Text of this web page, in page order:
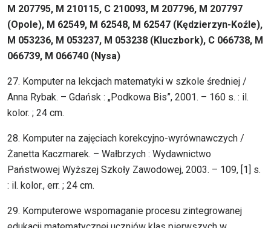
M 207795, M 210115, C 210093, M 207796, M 207797
(Opole), M 62549, M 62548, M 62547 (Kędzierzyn-Koźle),
M 053236, M 053237, M 053238 (Kluczbork), C 066738, M
066739, M 066740 (Nysa)
27. Komputer na lekcjach matematyki w szkole średniej /
Anna Rybak. – Gdańsk : „Podkowa Bis”, 2001. – 160 s. : il.
kolor. ; 24 cm.
28. Komputer na zajęciach korekcyjno-wyrównawczych /
Żanetta Kaczmarek. – Wałbrzych : Wydawnictwo
Państwowej Wyższej Szkoły Zawodowej, 2003. – 109, [1] s.
: il. kolor., err. ; 24 cm.
29. Komputerowe wspomaganie procesu zintegrowanej